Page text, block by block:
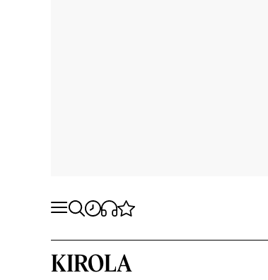
KIROLA